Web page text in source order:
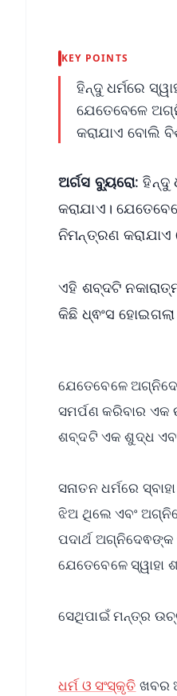
KEY POINTS
ହିନ୍ଦୁ ଧର୍ମରେ
ଯେତେବେଳେ
କରାଯାଏ ବୋଲି
ଅର୍ଗସ ବ୍ୟୁରୋ: ହିନ୍ଦୁ
କରାଯାଏ।
ନିମନ୍ତ୍ରଣ କରାଯାଏ
ଏହି ଶବ୍ଦଟି
କିଛି ଧ୍ଵଂସ
ଯେତେବେଳେ
ସମର୍ପଣ କରିବାର ଏକ
ଶବ୍ଦଟି ଏକ ଶୁଦ୍ଧ
ସନାତନ ଧର୍ମରେ
ଝିଅ ଥିଲେ ଏବଂ
ପଦାର୍ଥ ଅଗ୍ନିଦେଵଙ୍କ
ଯେତେବେଳେ
ସେଥିପାଇଁ ମନ୍ତ୍ର
ଧର୍ମ ଓ ସଂସ୍କୃତି ଖବର